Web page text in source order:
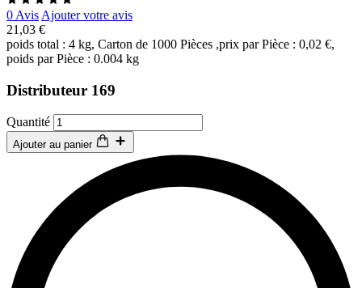
0 Avis Ajouter votre avis
21,03 €
poids total : 4 kg, Carton de 1000 Pièces ,prix par Pièce : 0,02 €,
poids par Pièce : 0.004 kg
Distributeur 169
Quantité
Ajouter au panier